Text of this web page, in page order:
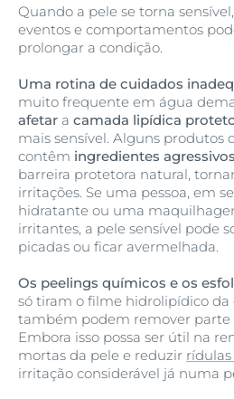
Quando a pele se torna
eventos e comportamentos
prolongar a condição.
Uma rotina de cuidados
muito frequente em água
afetar a camada lipídica
mais sensível. Alguns
contêm ingredientes agressivos
barreira protetora natural,
irritações. Se uma pessoa, em
hidratante ou uma
irritantes, a pele sensível pode
picadas ou ficar avermelhada.
Os peelings químicos e os
só tiram o filme hidrolipídico
também podem remover parte
Embora isso possa ser útil na
mortas da pele e reduzir
irritação considerável já numa